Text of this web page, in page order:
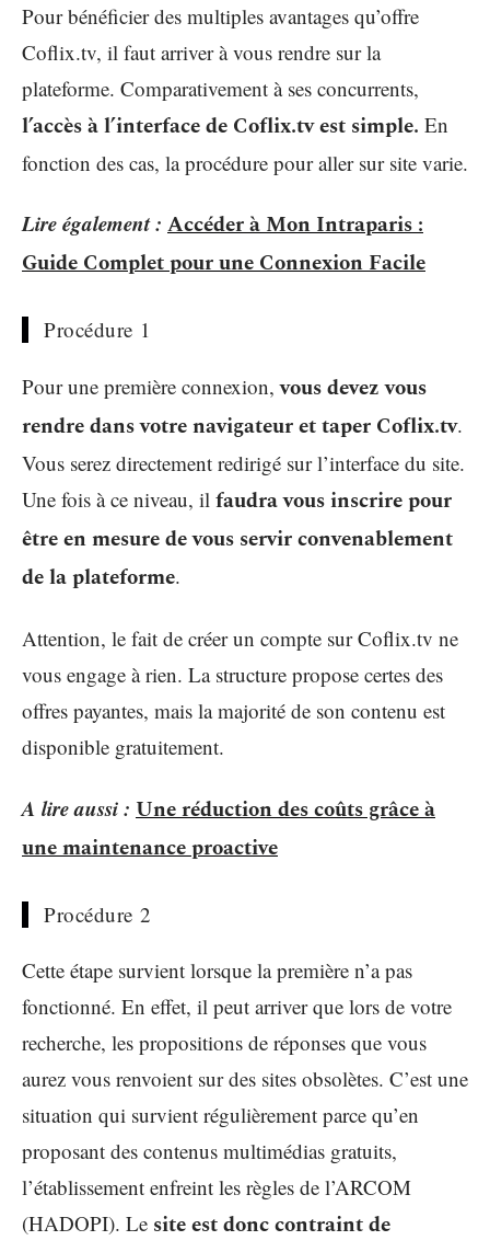
Pour bénéficier des multiples avantages qu’offre
Coflix.tv, il faut arriver à vous rendre sur la
plateforme. Comparativement à ses concurrents,
l’accès à l’interface de Coflix.tv est simple. En
fonction des cas, la procédure pour aller sur site varie.
Lire également : Accéder à Mon Intraparis :
Guide Complet pour une Connexion Facile
Procédure 1
Pour une première connexion,vous devez vous
rendre dans votre navigateur et taper Coflix.tv.
Vous serez directement redirigé sur l’interface du site.
Une fois à ce niveau, il faudra vous inscrire pour
être en mesure de vous servir convenablement
de la plateforme.
Attention, le fait de créer un compte sur Coflix.tv ne
vous engage à rien. La structure propose certes des
offres payantes, mais la majorité de son contenu est
disponible gratuitement.
A lire aussi : Une réduction des coûts grâce à
une maintenance proactive
Procédure 2
Cette étape survient lorsque la première n’a pas
fonctionné. En effet, il peut arriver que lors de votre
recherche, les propositions de réponses que vous
aurez vous renvoient sur des sites obsolètes. C’est une
situation qui survient régulièrement parce qu’en
proposant des contenus multimédias gratuits,
l’établissement enfreint les règles de l’ARCOM
(HADOPI). Le site est donc contraint de